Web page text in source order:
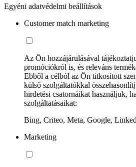
Egyéni adatvédelmi beállítások
Customer match marketing
Az Ön hozzájárulásával
promóciókról is, és releváns
Ebből a célból az Ön titkosított
külső szolgáltatókkal
hirdetési csatornáikat használjuk,
szolgáltatásaikat:
Bing, Criteo, Meta, Google,
Marketing